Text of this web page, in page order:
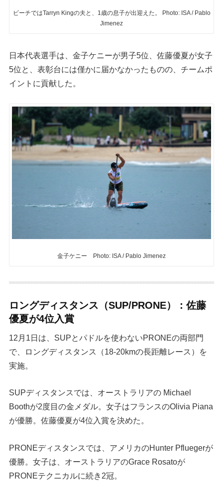
ビーチではTarryn Kingの夫と、1歳の息子が出迎えた。 Photo: ISA / Pablo
Jimenez
日本代表選手は、金子ケニーが男子5位、佐藤優夏が女子
5位と、表彰台には僅かに届かなかったものの、チームポ
イントに貢献した。
金子ケニー Photo: ISA / Pablo Jimenez
ロングディスタンス（SUP/PRONE）：佐藤
優夏が4位入賞
12月1日は、SUPとパドルを使わないPRONEの両部門
で、ロングディスタンス（18-20kmの長距離レース）を
実施。
SUPディスタンスでは、オーストラリアの Michael
Boothが2度目の金メダル。女子はフランスのOlivia Piana
が優勝。佐藤優夏が4位入賞を決めた。
PRONEディスタンスでは、アメリカのHunter Pfluegerが
優勝。女子は、オーストラリアのGrace Rosatoが
PRONEテクニカルに続き2冠。